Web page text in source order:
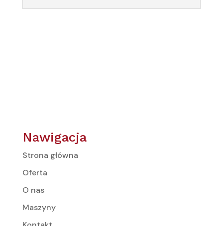
Nawigacja
Strona główna
Oferta
O nas
Maszyny